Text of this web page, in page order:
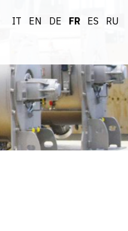
IT EN DE FR ES RU